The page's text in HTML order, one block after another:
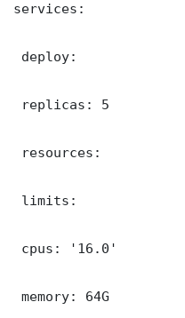
services:
deploy:
replicas: 5
resources:
limits:
cpus: '16.0'
memory: 64G